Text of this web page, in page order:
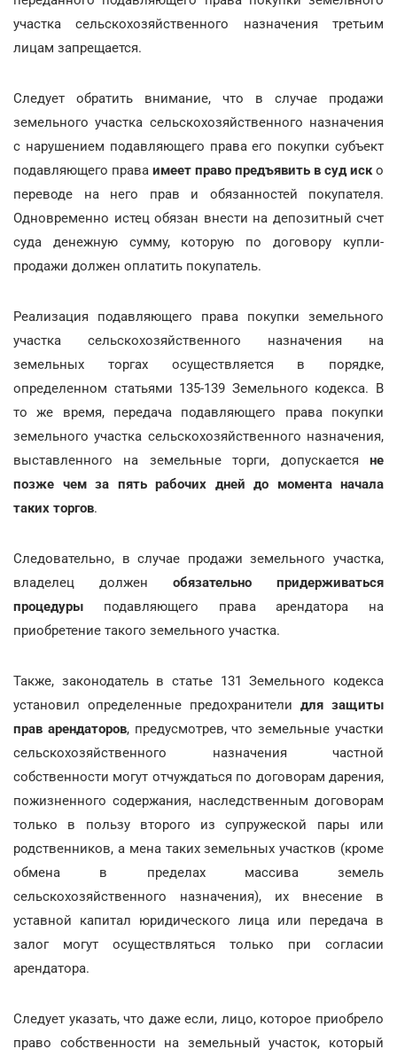
участка сельскохозяйственного назначения третьим
лицам запрещается.
Следует обратить внимание, что в случае продажи
земельного участка сельскохозяйственного назначения
с нарушением подавляющего права его покупки субъект
подавляющего права имеет право предъявить в суд иско
переводе на него прав и обязанностей покупателя.
Одновременно истец обязан внести на депозитный счет
суда денежную сумму, которую по договору купли-
продажи должен оплатить покупатель.
Реализация подавляющего права покупки земельного
участка сельскохозяйственного назначения на
земельных торгах осуществляется в порядке,
определенном статьями 135-139 Земельного кодекса. В
то же время, передача подавляющего права покупки
земельного участка сельскохозяйственного назначения,
выставленного на земельные торги, допускается не
позже чем за пять рабочих дней до момента начала
таких торгов.
Следовательно, в случае продажи земельного участка,
владелец должен обязательно придерживаться
процедуры подавляющего права арендатора на
приобретение такого земельного участка.
Также, законодатель в статье 131 Земельного кодекса
установил определенные предохранители для защиты
прав арендаторов, предусмотрев, что земельные участки
сельскохозяйственного назначения частной
собственности могут отчуждаться по договорам дарения,
пожизненного содержания, наследственным договорам
только в пользу второго из супружеской пары или
родственников, а мена таких земельных участков (кроме
обмена в пределах массива земель
сельскохозяйственного назначения), их внесение в
уставной капитал юридического лица или передача в
залог могут осуществляться только при согласии
арендатора.
Следует указать, что даже если, лицо, которое приобрело
право собственности на земельный участок, который